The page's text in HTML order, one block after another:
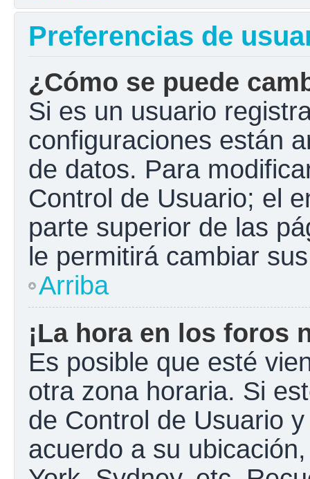
Preferencias de
¿Cómo se puede
Si es un usuario
configuraciones están
de datos. Para
Control de Usuario; el
parte superior de las
le permitirá cambiar
Arriba
¡La hora en los foros
Es posible que esté
otra zona horaria. Si
de Control de Usuario
acuerdo a su